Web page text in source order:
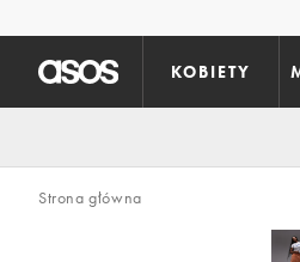
KOBIETY
Strona główna